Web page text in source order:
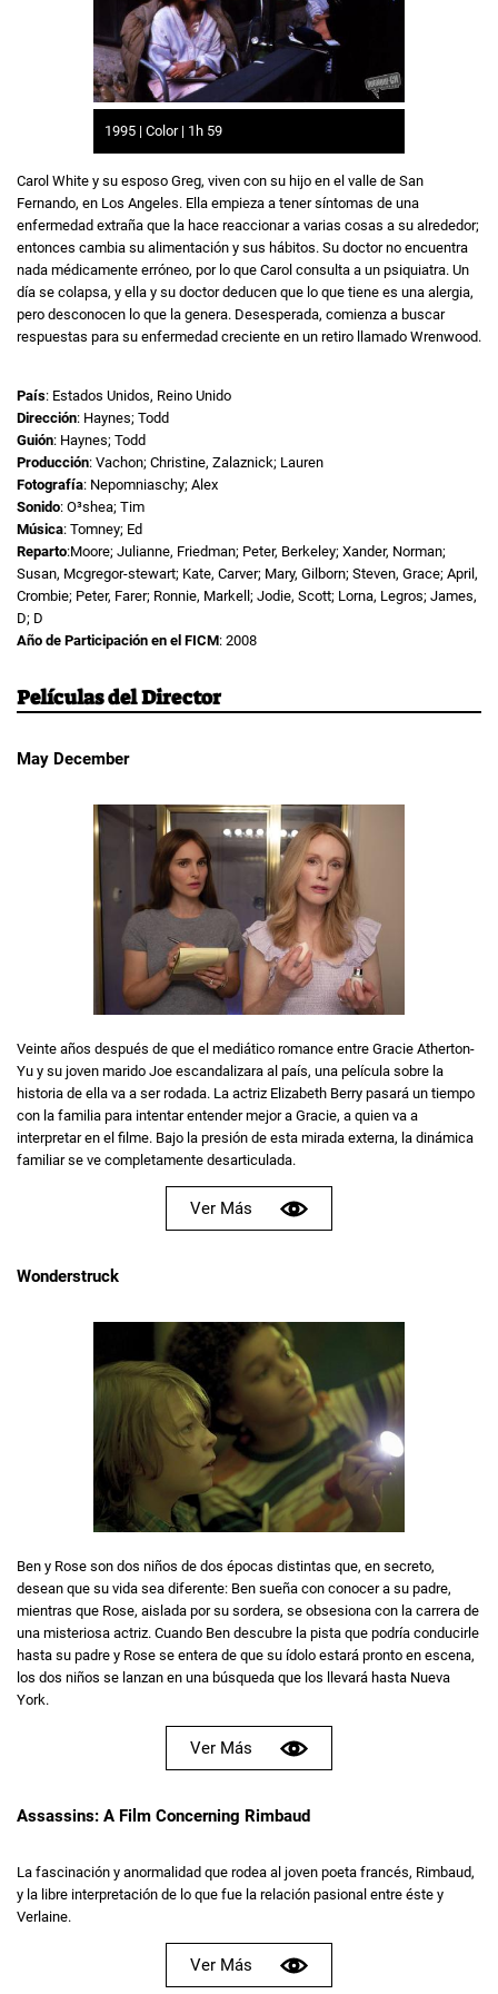
1995 | Color | 1h 59
Carol White y su esposo Greg, viven con su hijo en el valle de San
Fernando, en Los Angeles. Ella empieza a tener síntomas de una
enfermedad extraña que la hace reaccionar a varias cosas a su alrededor;
entonces cambia su alimentación y sus hábitos. Su doctor no encuentra
nada médicamente erróneo, por lo que Carol consulta a un psiquiatra. Un
día se colapsa, y ella y su doctor deducen que lo que tiene es una alergia,
pero desconocen lo que la genera. Desesperada, comienza a buscar
respuestas para su enfermedad creciente en un retiro llamado Wrenwood.
País: Estados Unidos, Reino Unido
Dirección: Haynes; Todd
Guión: Haynes; Todd
Producción: Vachon; Christine, Zalaznick; Lauren
Fotografía: Nepomniaschy; Alex
Sonido: O³shea; Tim
Música: Tomney; Ed
Reparto:Moore; Julianne, Friedman; Peter, Berkeley; Xander, Norman;
Susan, Mcgregor-stewart; Kate, Carver; Mary, Gilborn; Steven, Grace; April,
Crombie; Peter, Farer; Ronnie, Markell; Jodie, Scott; Lorna, Legros; James,
D; D
Año de Participación en el FICM: 2008
Películas del Director
May December
Veinte años después de que el mediático romance entre Gracie Atherton-
Yu y su joven marido Joe escandalizara al país, una película sobre la
historia de ella va a ser rodada. La actriz Elizabeth Berry pasará un tiempo
con la familia para intentar entender mejor a Gracie, a quien va a
interpretar en el filme. Bajo la presión de esta mirada externa, la dinámica
familiar se ve completamente desarticulada.
Ver Más
Wonderstruck
Ben y Rose son dos niños de dos épocas distintas que, en secreto,
desean que su vida sea diferente: Ben sueña con conocer a su padre,
mientras que Rose, aislada por su sordera, se obsesiona con la carrera de
una misteriosa actriz. Cuando Ben descubre la pista que podría conducirle
hasta su padre y Rose se entera de que su ídolo estará pronto en escena,
los dos niños se lanzan en una búsqueda que los llevará hasta Nueva
York.
Ver Más
Assassins: A Film Concerning Rimbaud
La fascinación y anormalidad que rodea al joven poeta francés, Rimbaud,
y la libre interpretación de lo que fue la relación pasional entre éste y
Verlaine.
Ver Más